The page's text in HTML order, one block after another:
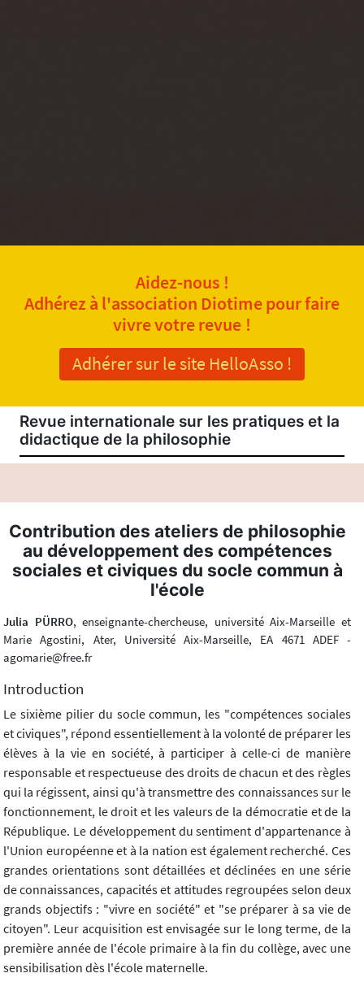
Aidez-nous !
Adhérez à l'association Diotime pour faire
vivre votre revue !
Adhérer sur le site HelloAsso !
Revue internationale sur les pratiques et la
didactique de la philosophie
Contribution des ateliers de philosophie
au développement des compétences
sociales et civiques du socle commun à
l'école
Julia PÜRRO, enseignante-chercheuse, université Aix-Marseille et
Marie Agostini, Ater, Université Aix-Marseille, EA 4671 ADEF -
agomarie@free.fr
Introduction
Le sixième pilier du socle commun, les "compétences sociales
et civiques", répond essentiellement à la volonté de préparer les
élèves à la vie en société, à participer à celle-ci de manière
responsable et respectueuse des droits de chacun et des règles
qui la régissent, ainsi qu'à transmettre des connaissances sur le
fonctionnement, le droit et les valeurs de la démocratie et de la
République. Le développement du sentiment d'appartenance à
l'Union européenne et à la nation est également recherché. Ces
grandes orientations sont détaillées et déclinées en une série
de connaissances, capacités et attitudes regroupées selon deux
grands objectifs : "vivre en société" et "se préparer à sa vie de
citoyen". Leur acquisition est envisagée sur le long terme, de la
première année de l'école primaire à la fin du collège, avec une
sensibilisation dès l'école maternelle.